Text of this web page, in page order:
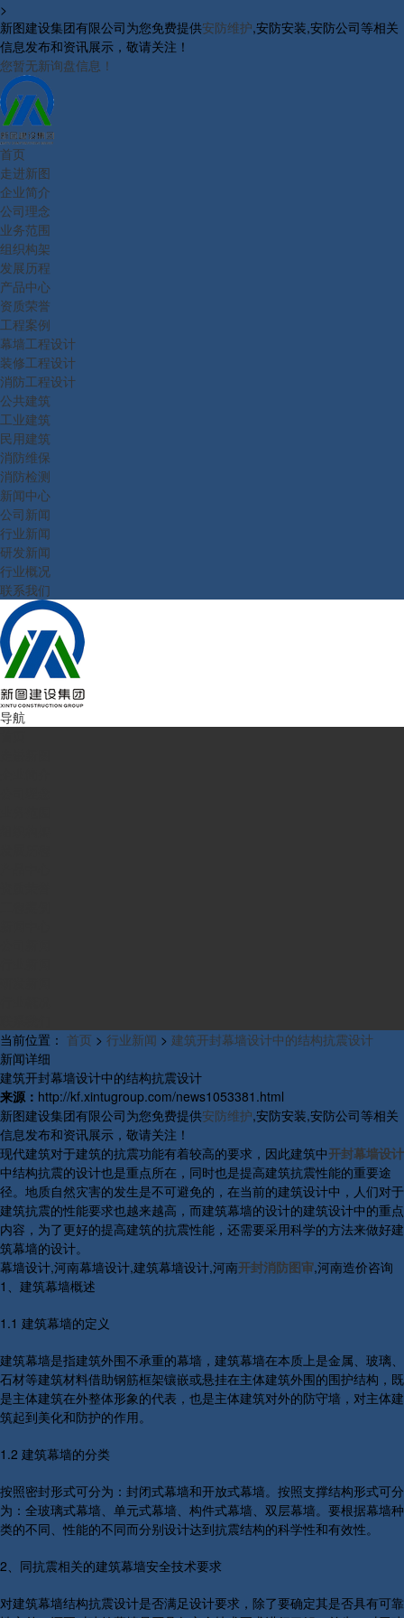
>
新图建设集团有限公司为您免费提供安防维护,安防安装,安防公司等相关
信息发布和资讯展示，敬请关注！
您暂无新询盘信息！
首页
走进新图
企业简介
公司理念
业务范围
组织构架
发展历程
产品中心
资质荣誉
工程案例
幕墙工程设计
装修工程设计
消防工程设计
公共建筑
工业建筑
民用建筑
消防维保
消防检测
新闻中心
公司新闻
行业新闻
研发新闻
行业概况
联系我们
导航
当前位置： 首页 > 行业新闻 > 建筑开封幕墙设计中的结构抗震设计
新闻详细
建筑开封幕墙设计中的结构抗震设计
来源： http://kf.xintugroup.com/news1053381.html
新图建设集团有限公司为您免费提供安防维护,安防安装,安防公司等相关
信息发布和资讯展示，敬请关注！
现代建筑对于建筑的抗震功能有着较高的要求，因此建筑中开封幕墙设计
中结构抗震的设计也是重点所在，同时也是提高建筑抗震性能的重要途
径。地质自然灾害的发生是不可避免的，在当前的建筑设计中，人们对于
建筑抗震的性能要求也越来越高，而建筑幕墙的设计的建筑设计中的重点
内容，为了更好的提高建筑的抗震性能，还需要采用科学的方法来做好建
筑幕墙的设计。
幕墙设计,河南幕墙设计,建筑幕墙设计,河南开封消防图审,河南造价咨询
1、建筑幕墙概述
1.1 建筑幕墙的定义
建筑幕墙是指建筑外围不承重的幕墙，建筑幕墙在本质上是金属、玻璃、
石材等建筑材料借助钢筋框架镶嵌或悬挂在主体建筑外围的围护结构，既
是主体建筑在外整体形象的代表，也是主体建筑对外的防守墙，对主体建
筑起到美化和防护的作用。
1.2 建筑幕墙的分类
按照密封形式可分为：封闭式幕墙和开放式幕墙。按照支撑结构形式可分
为：全玻璃式幕墙、单元式幕墙、构件式幕墙、双层幕墙。要根据幕墙种
类的不同、性能的不同而分别设计达到抗震结构的科学性和有效性。
2、同抗震相关的建筑幕墙安全技术要求
对建筑幕墙结构抗震设计是否满足设计要求，除了要确定其是否具有可靠